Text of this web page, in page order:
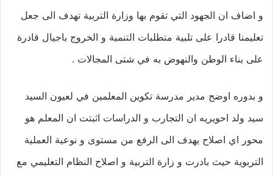
و اضاف ان الجهود التي تقوم بها وزارة التربية تهدف الى جعل
تعليمنا قادرا على تلبية متطلبات التنمية و الخروج باجيال قادرة
على بناء الوطن والنهوض به في شتى المجالات .
و بدوره اوضح مدير مدرسة تكوين المعلمين في لعيون السيد
سيد ولد احويريه ان التجارب و الدراسات اثبتت ان المعلم هو
محور اي اصلاح يهدف الى الرفع من مستوى و نوعية العملية
التربوية حيث بادرت و زارة التربية و اصلاح النظام التعليمي مع